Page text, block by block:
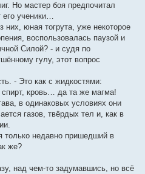
Но мастер боя предпочитал
ученики…
юная тогрута, уже некоторое
воспользовалась паузой и
Силой? - и судя по
гулу, этот вопрос
- Это как с жидкостями:
кровь… да та же магма!
в одинаковых условиях они
газов, твёрдых тел и, как в
недавно пришедший в
же?
над чем-то задумавшись, но всё